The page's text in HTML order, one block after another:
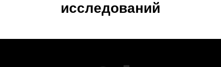
исследований